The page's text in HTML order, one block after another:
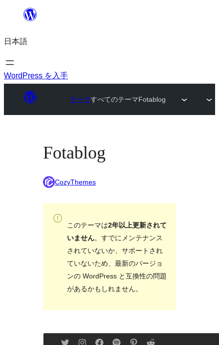
を
ス
キ
日本語
WordPress を入手
テーマすべてのテーマFotablog
Fotablog
CozyThemes
このテーマは2年以上更新されて
いません。すでにメンテナンス
されていないか、サポートされ
ていないため、最新のバージョ
ンの WordPress と互換性の問題
があるかもしれません。